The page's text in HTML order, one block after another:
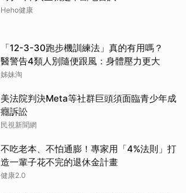
Heho健康
「12-3-30跑步機訓練法」真的有用嗎？
醫警告4類人別隨便跟風：身體壓力更大
姊妹淘
美法院判決Meta等社群巨頭須面臨青少年成
癮訴訟
民視新聞網
不吃老本、不怕通膨！專家用「4%法則」打
造一輩子花不完的退休金計畫
健康2.0